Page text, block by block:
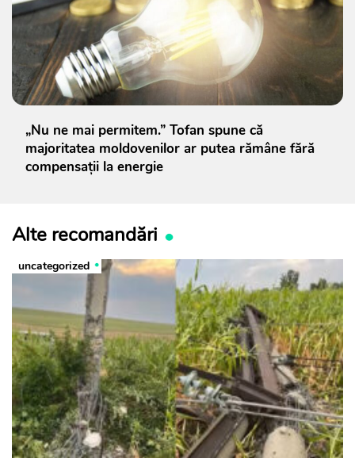
„Nu ne mai permitem.” Tofan spune că
majoritatea moldovenilor ar putea rămâne fără
compensații la energie
Alte recomandări
uncategorized